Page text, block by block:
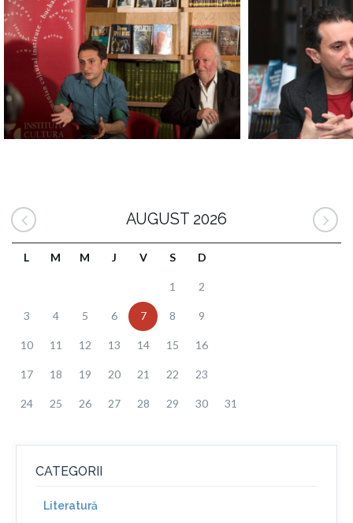
AUGUST 2026
L M M J V S D
1 2
3 4 5 6 7 8 9
10 11 12 13 14 15 16
17 18 19 20 21 22 23
24 25 26 27 28 29 30 31
CATEGORII
Literatură